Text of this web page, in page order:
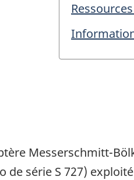
Messerschmitt-
de série S 727)